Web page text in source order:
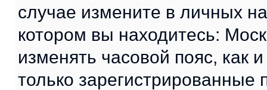
случае измените в личных
котором вы находитесь:
изменять часовой пояс, как
только